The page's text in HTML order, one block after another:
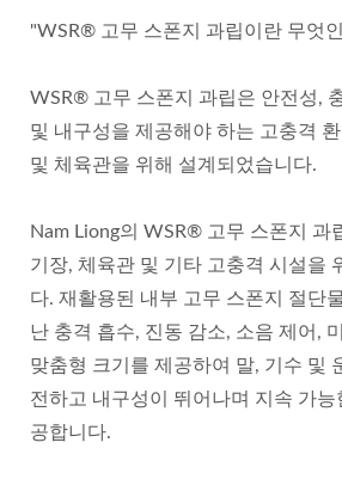
"WSR® 고무 스폰지 과립이란 무엇
WSR® 고무 스폰지 과립은 안전성,
및 내구성을 제공해야 하는 고충격
및 체육관을 위해 설계되었습니다.
Nam Liong의 WSR® 고무 스폰지 과
기장, 체육관 및 기타 고충격 시설을
다. 재활용된 내부 고무 스폰지 절단
난 충격 흡수, 진동 감소, 소음 제어,
맞춤형 크기를 제공하여 말, 기수 및
전하고 내구성이 뛰어나며 지속 가능
공합니다.